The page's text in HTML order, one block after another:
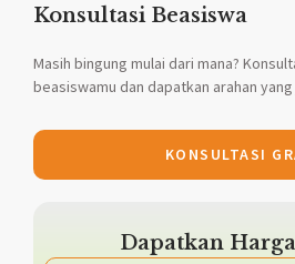
Konsultasi Beasiswa
Masih bingung mulai dari mana?
beasiswamu dan dapatkan arahan
KONSULTASI
Dapatkan